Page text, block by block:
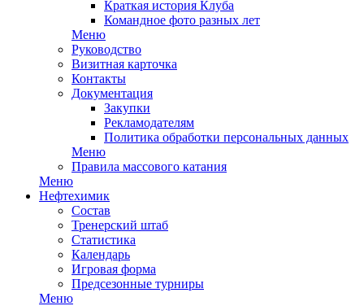
Краткая история Клуба
Командное фото разных лет
Меню
Руководство
Визитная карточка
Контакты
Документация
Закупки
Рекламодателям
Политика обработки персональных данных
Меню
Правила массового катания
Меню
Нефтехимик
Состав
Тренерский штаб
Статистика
Календарь
Игровая форма
Предсезонные турниры
Меню